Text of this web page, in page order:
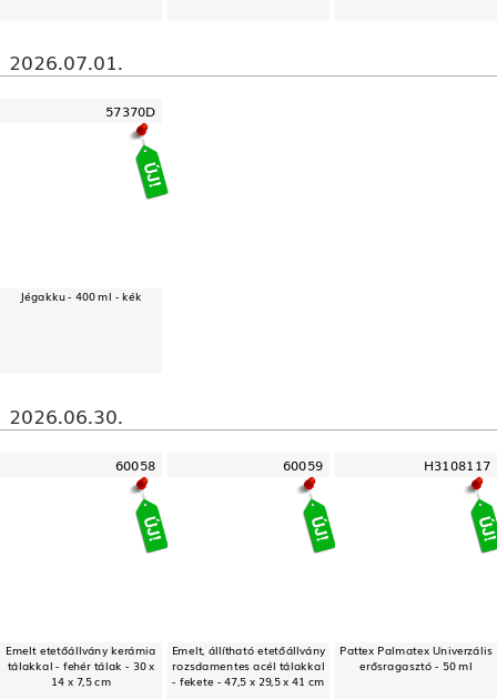
2026.07.01.
57370D
Jégakku - 400 ml - kék
2026.06.30.
60058
Emelt etetőállvány kerámia
tálakkal - fehér tálak - 30 x
14 x 7,5 cm
60059
Emelt, állítható etetőállvány
rozsdamentes acél tálakkal
- fekete - 47,5 x 29,5 x 41 cm
H3108117
Pattex Palmatex Univerzális
erősragasztó - 50 ml